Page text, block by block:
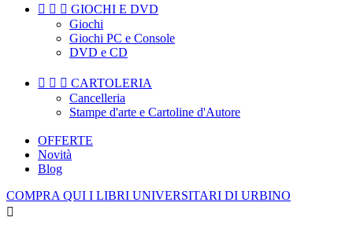
   GIOCHI E DVD
Giochi
Giochi PC e Console
DVD e CD
   CARTOLERIA
Cancelleria
Stampe d'arte e Cartoline d'Autore
OFFERTE
Novità
Blog
COMPRA QUI I LIBRI UNIVERSITARI DI URBINO
